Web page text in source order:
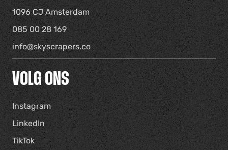
1096 CJ Amsterdam
085 00 28 169
info@skyscrapers.co
VOLG ONS
Instagram
LinkedIn
TikTok